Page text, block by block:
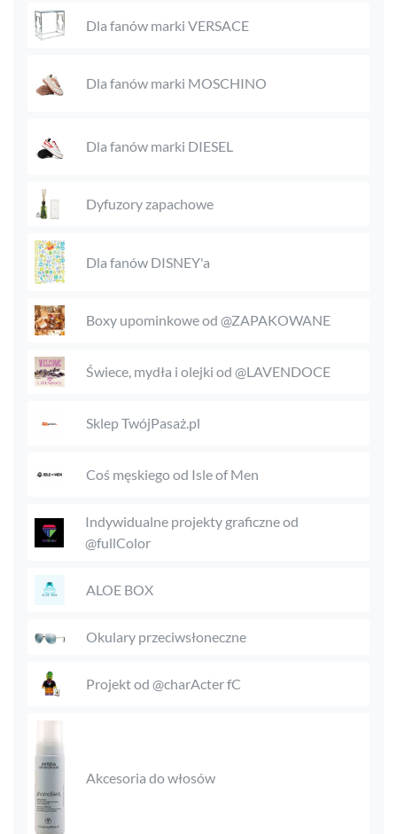
Dla fanów marki VERSACE
Dla fanów marki MOSCHINO
Dla fanów marki DIESEL
Dyfuzory zapachowe
Dla fanów DISNEY'a
Boxy upominkowe od @ZAPAKOWANE
Świece, mydła i olejki od @LAVENDOCE
Sklep TwójPasaż.pl
Coś męskiego od Isle of Men
Indywidualne projekty graficzne od
@fullColor
ALOE BOX
Okulary przeciwsłoneczne
Projekt od @charActer fC
Akcesoria do włosów